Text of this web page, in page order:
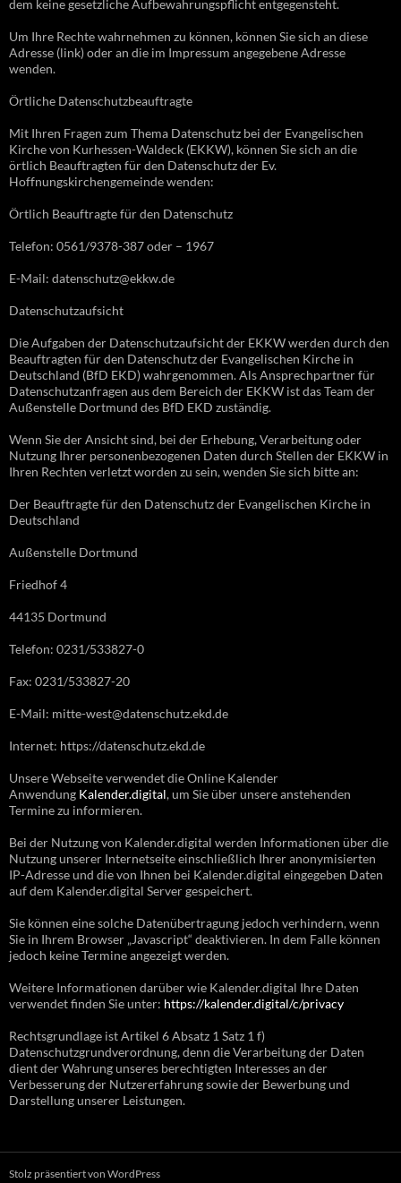
dem keine gesetzliche Aufbewahrungspflicht entgegensteht.
Um Ihre Rechte wahrnehmen zu können, können Sie sich an diese
Adresse (link) oder an die im Impressum angegebene Adresse
wenden.
Örtliche Datenschutzbeauftragte
Mit Ihren Fragen zum Thema Datenschutz bei der Evangelischen
Kirche von Kurhessen-Waldeck (EKKW), können Sie sich an die
örtlich Beauftragten für den Datenschutz der Ev.
Hoffnungskirchengemeinde wenden:
Örtlich Beauftragte für den Datenschutz
Telefon: 0561/9378-387 oder – 1967
E-Mail: datenschutz@ekkw.de
Datenschutzaufsicht
Die Aufgaben der Datenschutzaufsicht der EKKW werden durch den
Beauftragten für den Datenschutz der Evangelischen Kirche in
Deutschland (BfD EKD) wahrgenommen. Als Ansprechpartner für
Datenschutzanfragen aus dem Bereich der EKKW ist das Team der
Außenstelle Dortmund des BfD EKD zuständig.
Wenn Sie der Ansicht sind, bei der Erhebung, Verarbeitung oder
Nutzung Ihrer personenbezogenen Daten durch Stellen der EKKW in
Ihren Rechten verletzt worden zu sein, wenden Sie sich bitte an:
Der Beauftragte für den Datenschutz der Evangelischen Kirche in
Deutschland
Außenstelle Dortmund
Friedhof 4
44135 Dortmund
Telefon: 0231/533827-0
Fax: 0231/533827-20
E-Mail: mitte-west@datenschutz.ekd.de
Internet: https://datenschutz.ekd.de
Unsere Webseite verwendet die Online Kalender
Anwendung Kalender.digital, um Sie über unsere anstehenden
Termine zu informieren.
Bei der Nutzung von Kalender.digital werden Informationen über die
Nutzung unserer Internetseite einschließlich Ihrer anonymisierten
IP-Adresse und die von Ihnen bei Kalender.digital eingegeben Daten
auf dem Kalender.digital Server gespeichert.
Sie können eine solche Datenübertragung jedoch verhindern, wenn
Sie in Ihrem Browser „Javascript“ deaktivieren. In dem Falle können
jedoch keine Termine angezeigt werden.
Weitere Informationen darüber wie Kalender.digital Ihre Daten
verwendet finden Sie unter: https://kalender.digital/c/privacy
Rechtsgrundlage ist Artikel 6 Absatz 1 Satz 1 f)
Datenschutzgrundverordnung, denn die Verarbeitung der Daten
dient der Wahrung unseres berechtigten Interesses an der
Verbesserung der Nutzererfahrung sowie der Bewerbung und
Darstellung unserer Leistungen.
Stolz präsentiert von WordPress